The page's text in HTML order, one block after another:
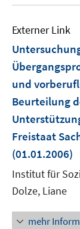
Externer Link
und
Beurteilung
Freistaat
(01.01.2006)
Institut für
Dolze, Liane
mehr